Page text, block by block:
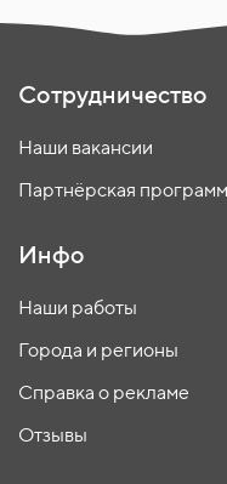
Сотрудничество
Наши вакансии
Партнёрская
Инфо
Наши работы
Города и регионы
Справка о рекламе
Отзывы